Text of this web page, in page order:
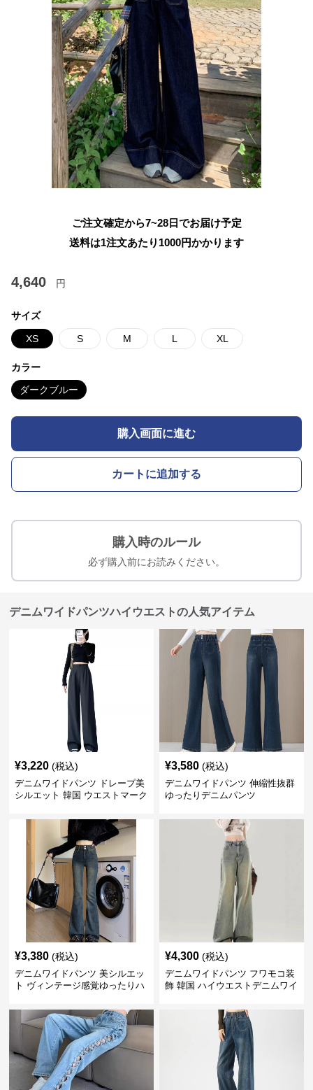
ご注文確定から7~28日でお届け予定
送料は1注文あたり 1000円かかります
4,640 円
サイズ
XS S M L XL
カラー
ダークブルー
購入画面に進む
カートに追加する
購入時のルール
必ず購入前にお読みください。
デニムワイドパンツハイウエストの人気アイテム
¥3,220 (税込)
デニムワイドパンツ ドレープ美
シルエット 韓国 ウエストマーク
¥3,580 (税込)
デニムワイドパンツ 伸縮性抜群
ゆったりデニムパンツ
¥3,380 (税込)
デニムワイドパンツ 美シルエッ
ト ヴィンテージ感覚ゆったりハ
¥4,300 (税込)
デニムワイドパンツ フワモコ装
飾 韓国 ハイウエストデニムワイ